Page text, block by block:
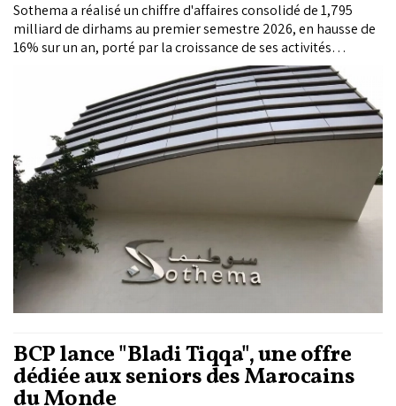
Sothema a réalisé un chiffre d'affaires consolidé de 1,795
milliard de dirhams au premier semestre 2026, en hausse de
16% sur un an, porté par la croissance de ses activités
historiques, l'intégration de Soludia et le développement de
son portefeuille de produits.
BCP lance "Bladi Tiqqa", une offre
dédiée aux seniors des Marocains
du Monde